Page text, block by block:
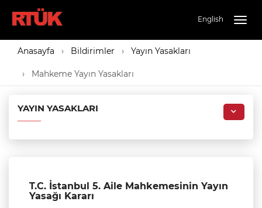
English
Anasayfa Bildirimler Yayın Yasakları
Mahkeme Yayın Yasakları
YAYIN YASAKLARI
T.C. İstanbul 5. Aile Mahkemesinin Yayın
Yasağı Kararı